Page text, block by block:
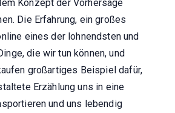
Konzept der Vorhersage
Die Erfahrung, ein großes
eines der lohnendsten und
die wir tun können, und
großartiges Beispiel dafür,
Erzählung uns in eine
und uns lebendig